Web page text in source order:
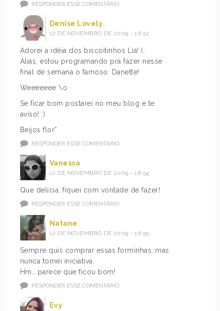
RESPONDER ESSE COMENTÁRIO
Denise Lovely
12 DE NOVEMBRO DE 2009 - 16:52
Adorei a idéia dos biscoitinhos Lia! (:
Aliás, estou programando pra fazer nesse
final de semana o famoso: Danette!
Weeeeeee \o
Se ficar bom postarei no meu blog e te
aviso! ;)
Beijos flor*
RESPONDER ESSE COMENTÁRIO
Vanessa
12 DE NOVEMBRO DE 2009 - 16:54
Que delícia, fiquei com vontade de fazer!
RESPONDER ESSE COMENTÁRIO
Natane
12 DE NOVEMBRO DE 2009 - 16:55
Sempre quis comprar essas forminhas, mas
nunca tomei iniciativa.
Hm… parece que ficou bom!
RESPONDER ESSE COMENTÁRIO
Evy